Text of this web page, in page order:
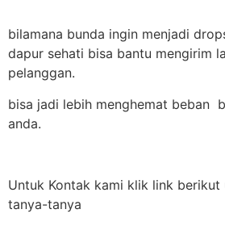
bilamana bunda ingin menjadi
dapur sehati bisa bantu mengirim
pelanggan.
bisa jadi lebih menghemat beban
anda.
Untuk Kontak kami klik link berikut
tanya-tanya